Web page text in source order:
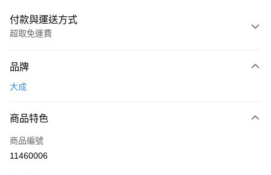
付款與運送方式
超取免運費
全家線上支付
運送方式
冷凍-全家取貨付款
品牌
大成
商品特色
商品編號
11460006